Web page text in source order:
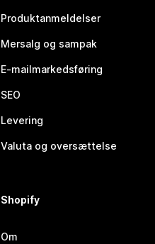
Produktanmeldelser
Mersalg og sampak
E-mailmarkedsføring
SEO
Levering
Valuta og oversættelse
Shopify
Om